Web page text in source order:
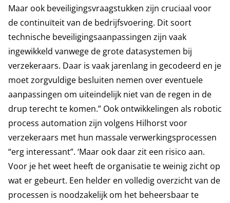
Maar ook beveiligingsvraagstukken zijn cruciaal voor
de continuïteit van de bedrijfsvoering. Dit soort
technische beveiligingsaanpassingen zijn vaak
ingewikkeld vanwege de grote datasystemen bij
verzekeraars. Daar is vaak jarenlang in gecodeerd en je
moet zorgvuldige besluiten nemen over eventuele
aanpassingen om uiteindelijk niet van de regen in de
drup terecht te komen.” Ook ontwikkelingen als robotic
process automation zijn volgens Hilhorst voor
verzekeraars met hun massale verwerkingsprocessen
“erg interessant”. ‘Maar ook daar zit een risico aan.
Voor je het weet heeft de organisatie te weinig zicht op
wat er gebeurt. Een helder en volledig overzicht van de
processen is noodzakelijk om het beheersbaar te